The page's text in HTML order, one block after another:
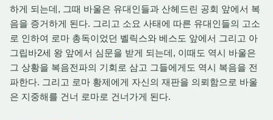
하게 되는데, 그때 바울은 유대인들과 산헤드린 공회 앞에서 복
음을 증거하게 된다. 그리고 소요 사태에 따른 유대인들의 고소
로 인하여 로마 총독이었던 벨릭스와 베스도 앞에서 그리고 아
그립바2세 왕 앞에서 심문을 받게 되는데, 이때도 역시 바울은
그 상황을 복음전파의 기회로 삼고 그들에게도 역시 복음을 전
파한다. 그리고 로마 황제에게 자신의 재판을 의뢰함으로 바울
은 지중해를 건너 로마로 건너가게 된다.